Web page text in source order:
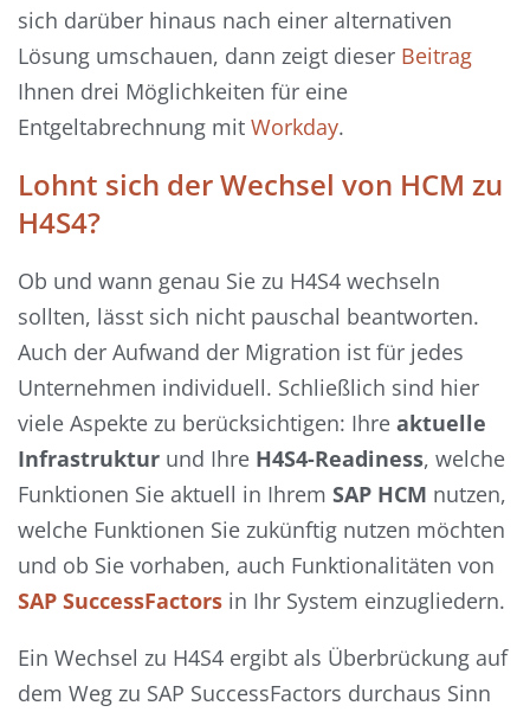
sich darüber hinaus nach einer alternativen
Lösung umschauen, dann zeigt dieser Beitrag
Ihnen drei Möglichkeiten für eine
Entgeltabrechnung mit Workday.
Lohnt sich der Wechsel von HCM zu
H4S4?
Ob und wann genau Sie zu H4S4 wechseln
sollten, lässt sich nicht pauschal beantworten.
Auch der Aufwand der Migration ist für jedes
Unternehmen individuell. Schließlich sind hier
viele Aspekte zu berücksichtigen: Ihre aktuelle
Infrastruktur und Ihre H4S4-Readiness, welche
Funktionen Sie aktuell in Ihrem SAP HCM nutzen,
welche Funktionen Sie zukünftig nutzen möchten
und ob Sie vorhaben, auch Funktionalitäten von
SAP SuccessFactors in Ihr System einzugliedern.
Ein Wechsel zu H4S4 ergibt als Überbrückung auf
dem Weg zu SAP SuccessFactors durchaus Sinn